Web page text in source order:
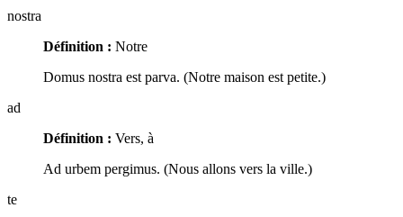
nostra
Définition : Notre
Domus nostra est parva. (Notre maison est petite.)
ad
Définition : Vers, à
Ad urbem pergimus. (Nous allons vers la ville.)
te